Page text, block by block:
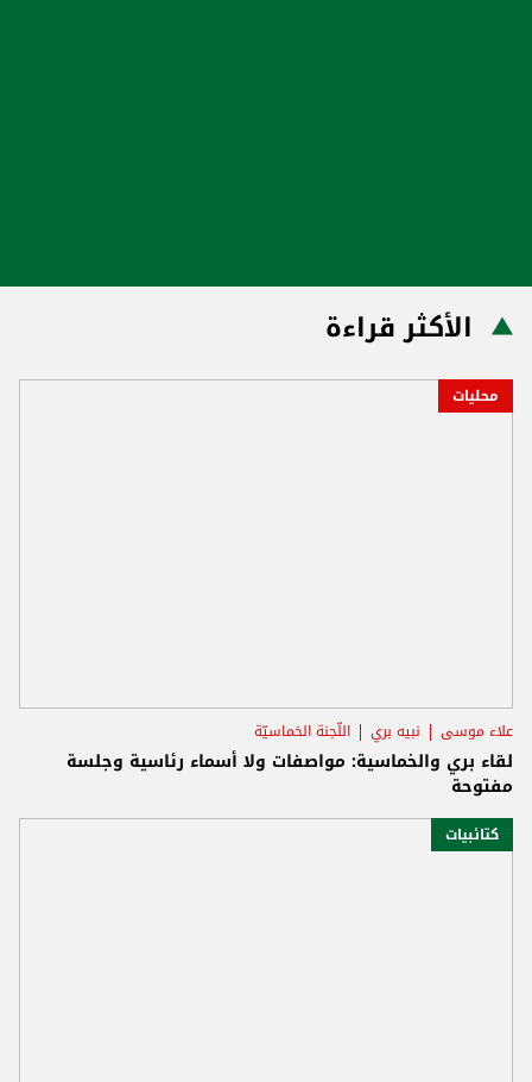
الأكثر قراءة
محليات
علاء موسى نبيه بري اللّجنة الخماسيّة
لقاء بري والخماسية: مواصفات ولا أسماء رئاسية وجلسة
مفتوحة
كتائبيات